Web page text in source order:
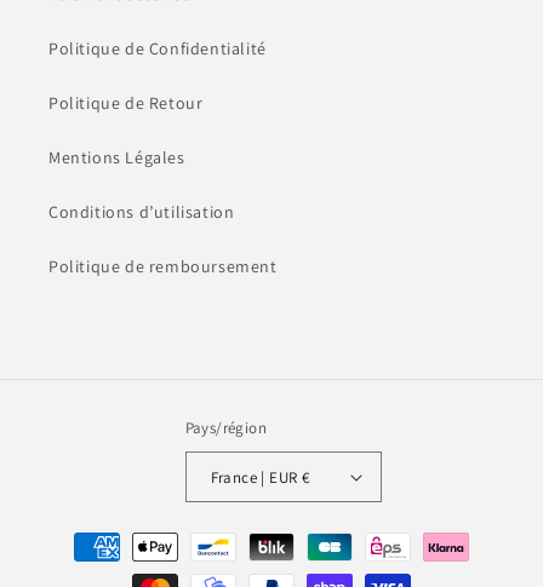
Politique de Confidentialité
Politique de Retour
Mentions Légales
Conditions d’utilisation
Politique de remboursement
Pays/région
France | EUR €
Moyens